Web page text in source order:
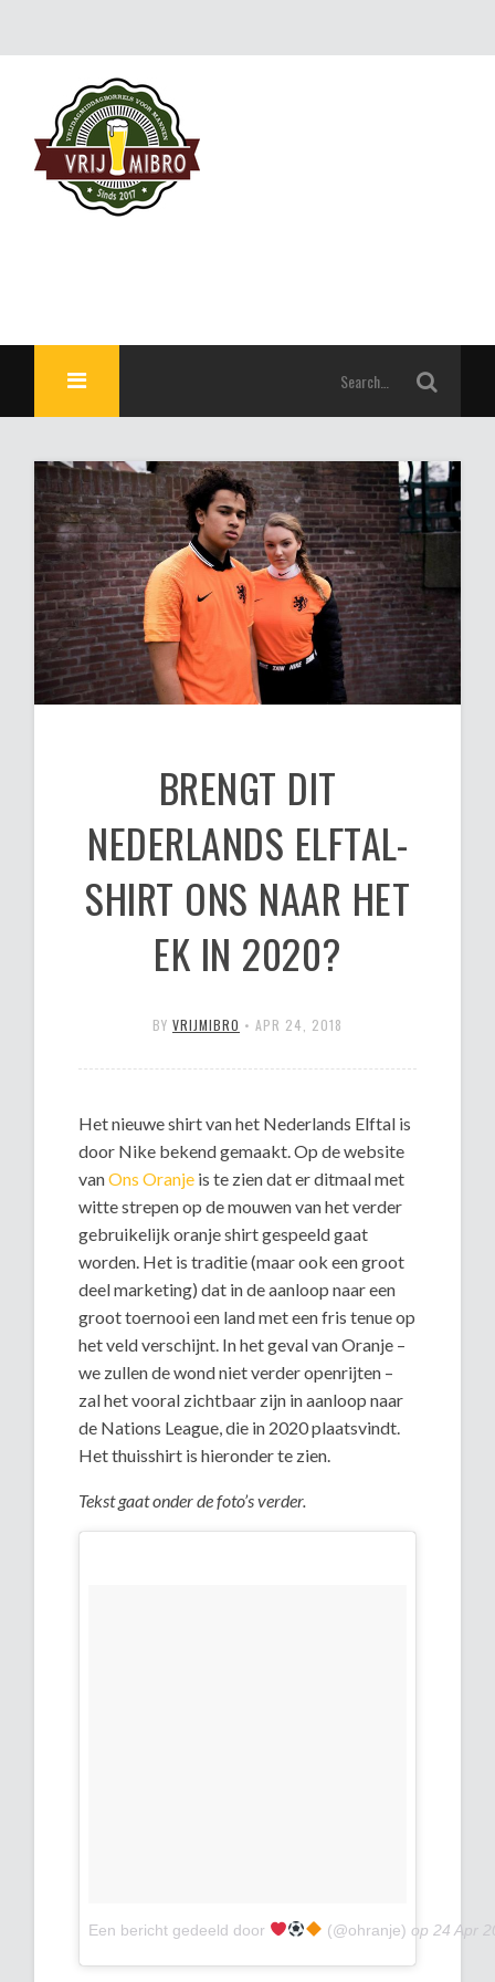
BRENGT DIT
NEDERLANDS ELFTAL-
SHIRT ONS NAAR HET
EK IN 2020?
BY VRIJMIBRO • APR 24, 2018
Het nieuwe shirt van het Nederlands Elftal is
door Nike bekend gemaakt. Op de website
vanOns Oranje is te zien dat er ditmaal met
witte strepen op de mouwen van het verder
gebruikelijk oranje shirt gespeeld gaat
worden. Het is traditie (maar ook een groot
deel marketing) dat in de aanloop naar een
groot toernooi een land met een fris tenue op
het veld verschijnt. In het geval van Oranje –
we zullen de wond niet verder openrijten –
zal het vooral zichtbaar zijn in aanloop naar
de Nations League, die in 2020 plaatsvindt.
Het thuisshirt is hieronder te zien.
Tekst gaat onder de foto’s verder.
Een bericht gedeeld door (@ohranje) op24 Apr